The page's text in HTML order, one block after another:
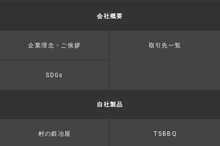
会社概要
企業理念・ご挨拶 取引先一覧
SDGs
自社製品
村の鍛冶屋 TSBBQ